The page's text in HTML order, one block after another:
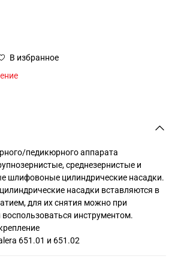
В избранное
педикюрного аппарата
среднезернистые и
шлифовоные цилиндрические насадки.
насадки вставляются в
для их снятия можно при
инструментом.
651.01 и 651.02